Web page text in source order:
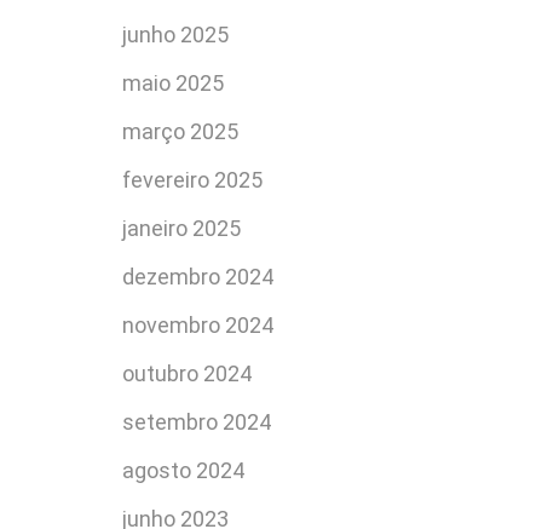
junho 2025
maio 2025
março 2025
fevereiro 2025
janeiro 2025
dezembro 2024
novembro 2024
outubro 2024
setembro 2024
agosto 2024
junho 2023